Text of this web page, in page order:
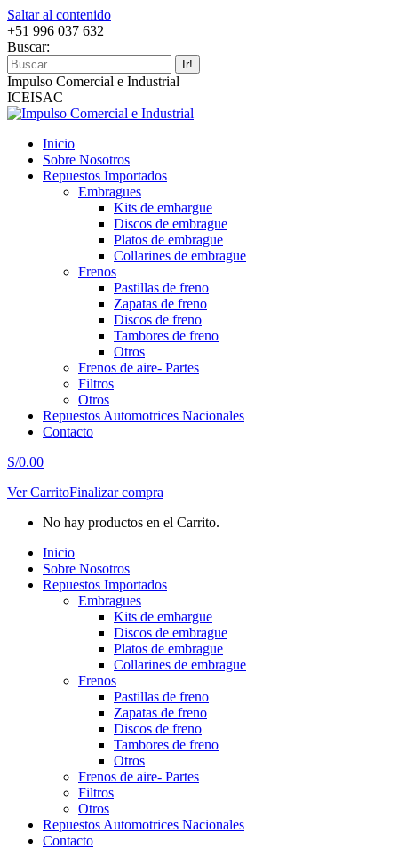
Saltar al contenido
+51 996 037 632
Buscar:
Impulso Comercial e Industrial
ICEISAC
Inicio
Sobre Nosotros
Repuestos Importados
Embragues
Kits de embargue
Discos de embrague
Platos de embrague
Collarines de embrague
Frenos
Pastillas de freno
Zapatas de freno
Discos de freno
Tambores de freno
Otros
Frenos de aire- Partes
Filtros
Otros
Repuestos Automotrices Nacionales
Contacto
S/0.00
Ver CarritoFinalizar compra
No hay productos en el Carrito.
Inicio
Sobre Nosotros
Repuestos Importados
Embragues
Kits de embargue
Discos de embrague
Platos de embrague
Collarines de embrague
Frenos
Pastillas de freno
Zapatas de freno
Discos de freno
Tambores de freno
Otros
Frenos de aire- Partes
Filtros
Otros
Repuestos Automotrices Nacionales
Contacto